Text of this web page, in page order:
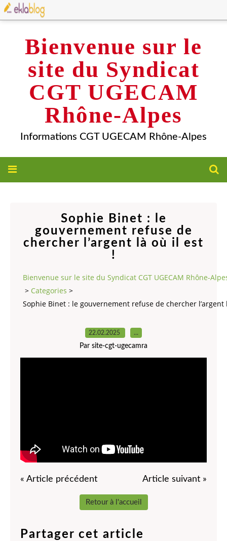
Bienvenue sur le
site du Syndicat
CGT UGECAM
Rhône-Alpes
Informations CGT UGECAM Rhône-Alpes
Sophie Binet : le
gouvernement refuse de
chercher l’argent là où il est
!
Bienvenue sur le site du Syndicat CGT UGECAM Rhône-
> Categories >
Sophie Binet : le gouvernement refuse de chercher l’argent
22.02.2025 …
Par site-cgt-ugecamra
« Article précédent Article suivant »
Retour à l'accueil
Partager cet article